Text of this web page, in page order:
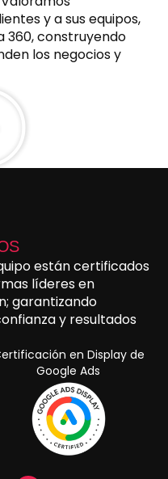
y a sus equipos,
360, construyendo
los negocios y
están certificados
líderes en
garantizando
y resultados
en Display de
Google Ads